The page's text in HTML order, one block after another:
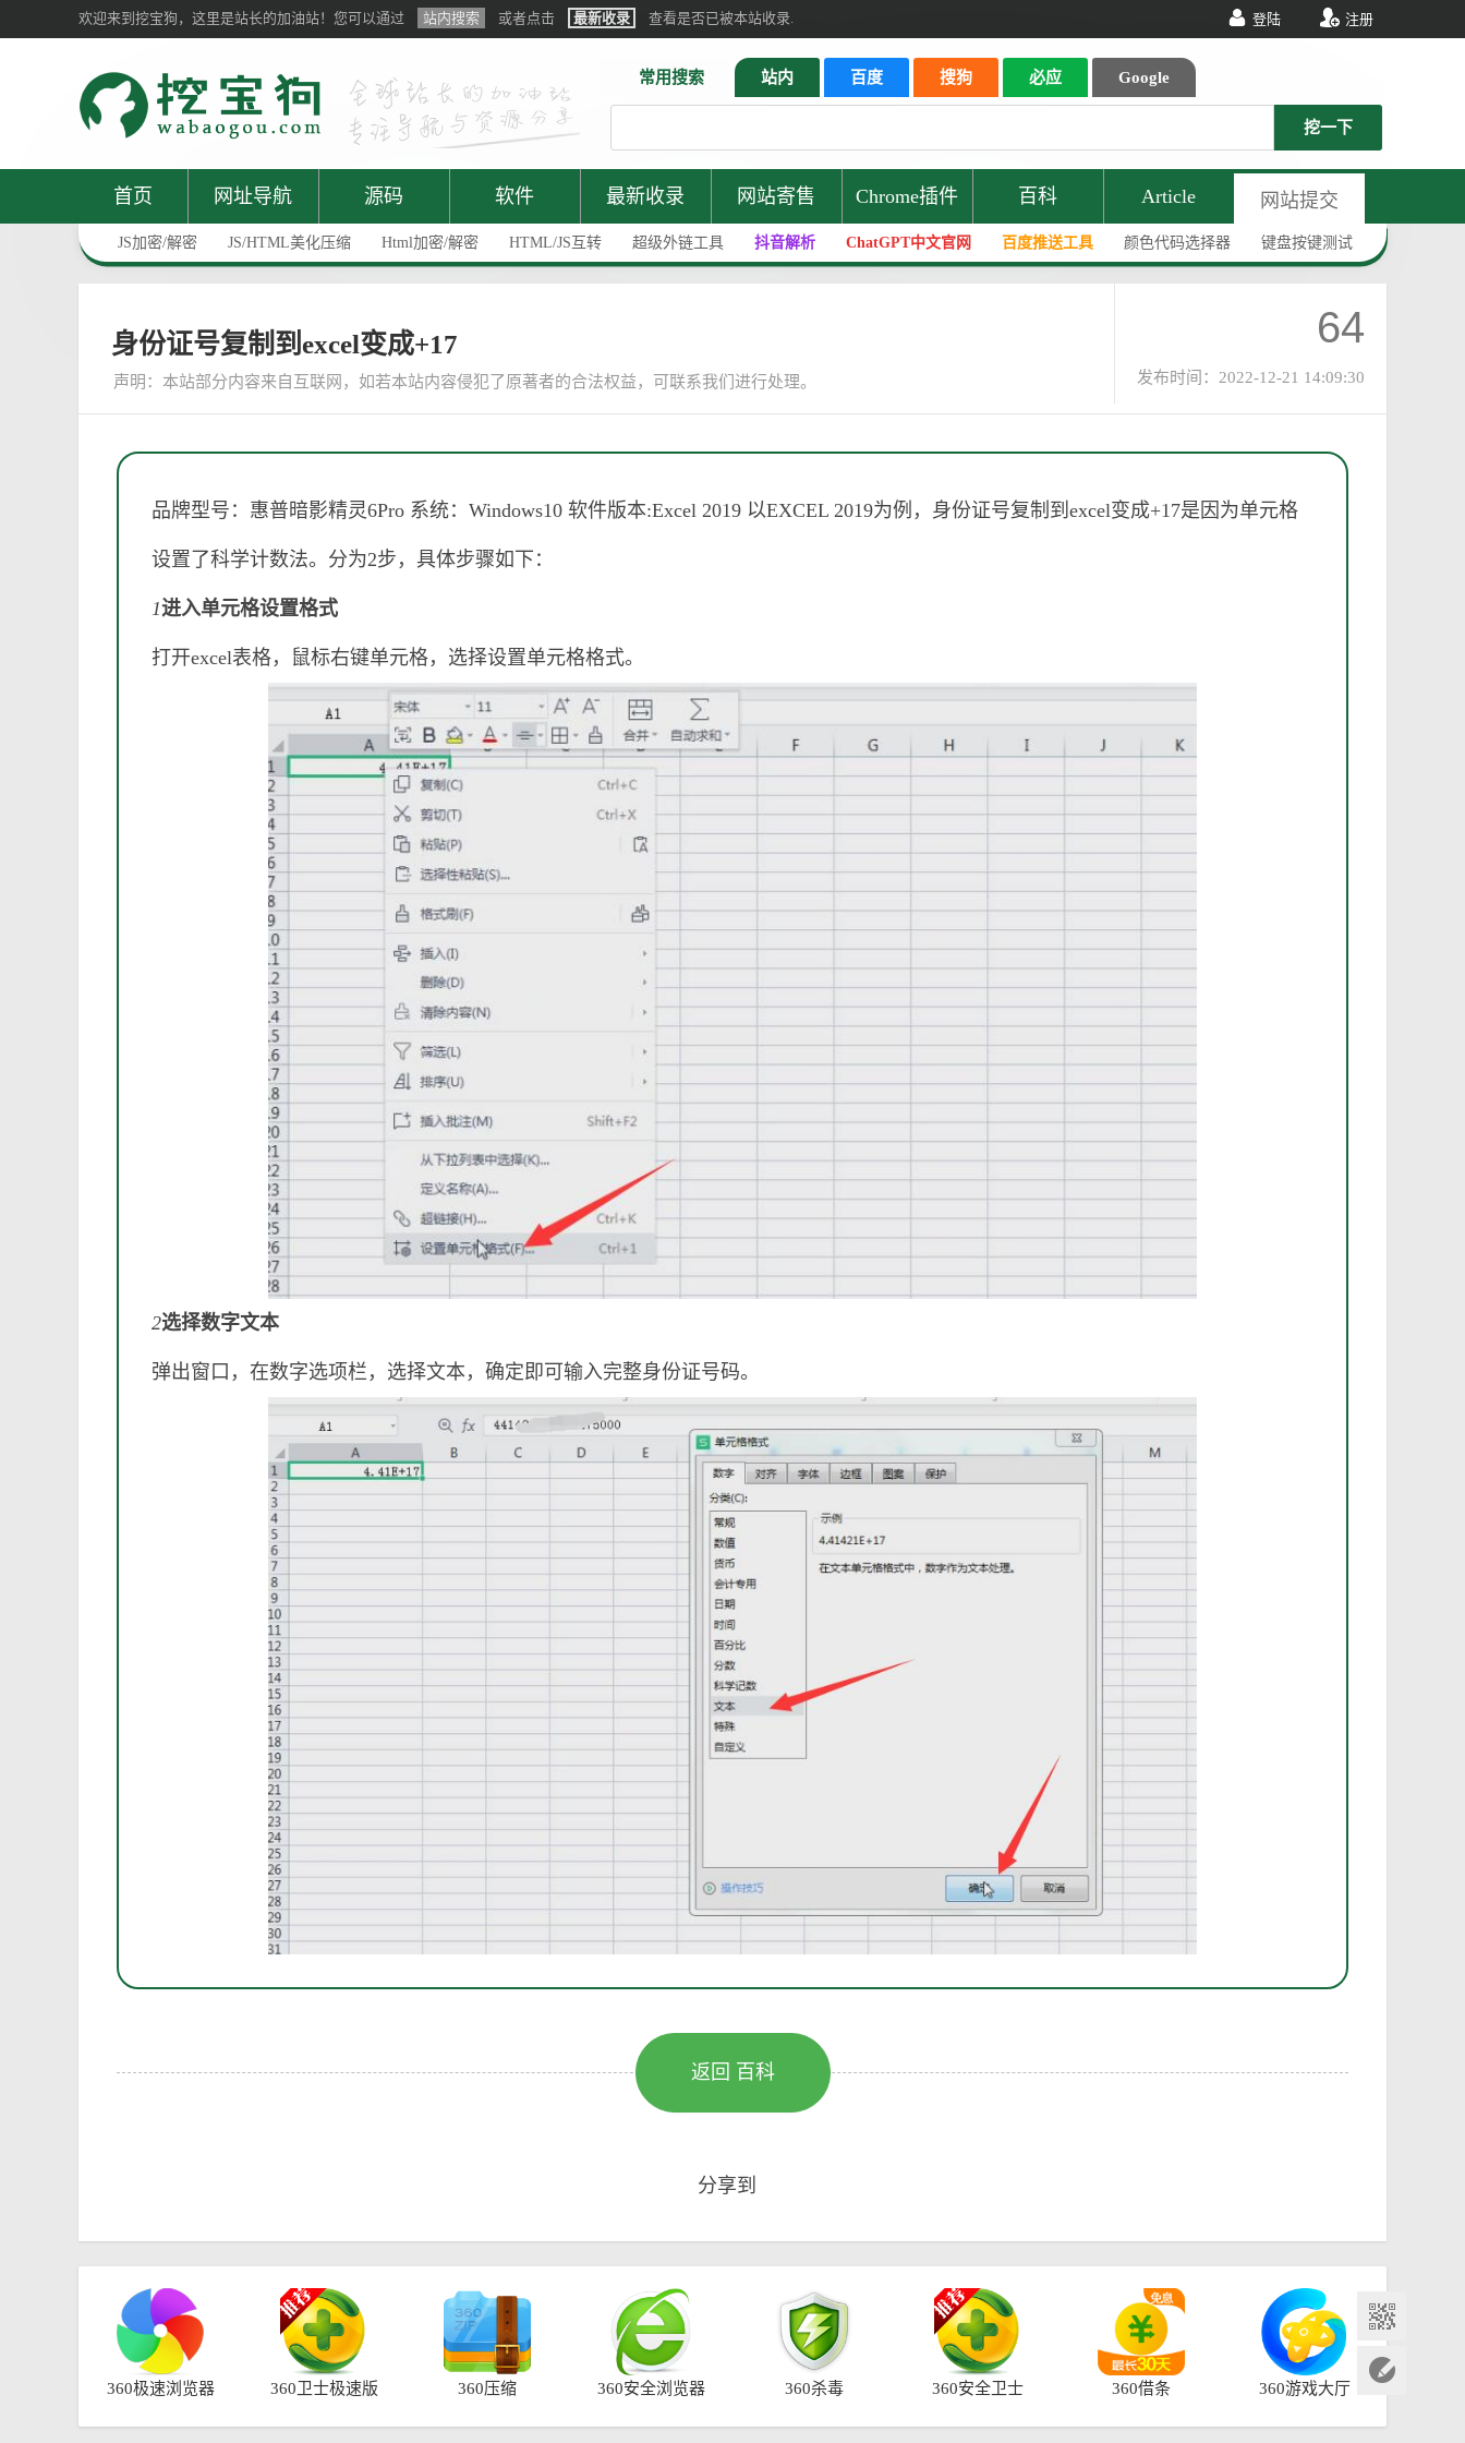
欢迎来到挖宝狗，这里是站长的加油站！您可以通过 站内搜索 或者点击 最新收录 查看是否已被本站收录. 登陆 注册
常用搜索 站内 百度 搜狗 必应 Google
挖一下
首页 网址导航 源码 软件 最新收录 网站寄售 Chrome插件 百科 Article 网站提交
JS加密/解密 JS/HTML美化压缩 Html加密/解密 HTML/JS互转 超级外链工具 抖音解析 ChatGPT中文官网 百度推送工具 颜色代码选择器 键盘按键测试
身份证号复制到excel变成+17
声明： 本站部分内容来自互联网，如若本站内容侵犯了原著者的合法权益，可联系我们进行处理。
64
发布时间：2022-12-21 14:09:30
品牌型号：惠普暗影精灵6Pro 系统：Windows10 软件版本:Excel 2019 以EXCEL 2019为例，身份证号复制到excel变成+17是因为单元格
设置了科学计数法。分为2步，具体步骤如下：
1进入单元格设置格式
打开excel表格，鼠标右键单元格，选择设置单元格格式。
2选择数字文本
弹出窗口，在数字选项栏，选择文本，确定即可输入完整身份证号码。
返回 百科
分享到
360极速浏览器 360卫士极速版 360压缩 360安全浏览器 360杀毒 360安全卫士 360借条 360游戏大厅